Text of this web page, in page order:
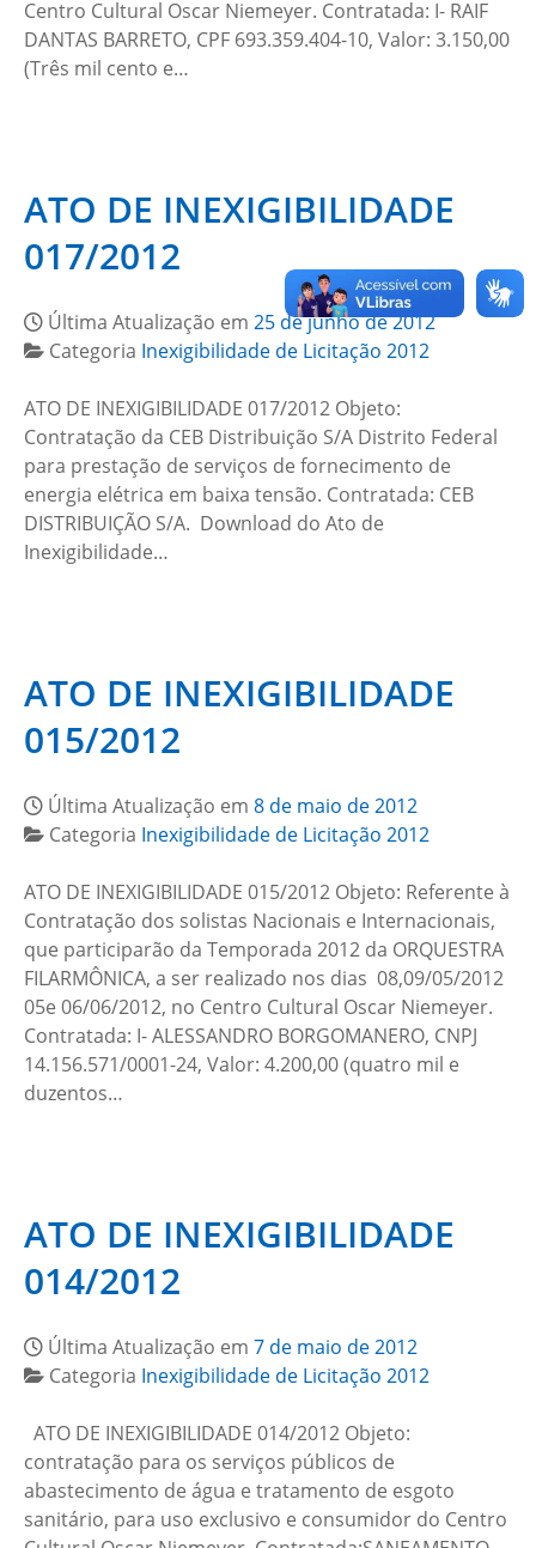
Centro Cultural Oscar Niemeyer. Contratada: I- RAIF
DANTAS BARRETO, CPF 693.359.404-10, Valor: 3.150,00
(Três mil cento e…
ATO DE INEXIGIBILIDADE
017/2012
Última Atualização em 25 de junho de 2012
Categoria Inexigibilidade de Licitação 2012
ATO DE INEXIGIBILIDADE 017/2012 Objeto:
Contratação da CEB Distribuição S/A Distrito Federal
para prestação de serviços de fornecimento de
energia elétrica em baixa tensão. Contratada: CEB
DISTRIBUIÇÃO S/A. Download do Ato de
Inexigibilidade…
ATO DE INEXIGIBILIDADE
015/2012
Última Atualização em 8 de maio de 2012
Categoria Inexigibilidade de Licitação 2012
ATO DE INEXIGIBILIDADE 015/2012 Objeto: Referente à
Contratação dos solistas Nacionais e Internacionais,
que participarão da Temporada 2012 da ORQUESTRA
FILARMÔNICA, a ser realizado nos dias 08,09/05/2012
05e 06/06/2012, no Centro Cultural Oscar Niemeyer.
Contratada: I- ALESSANDRO BORGOMANERO, CNPJ
14.156.571/0001-24, Valor: 4.200,00 (quatro mil e
duzentos…
ATO DE INEXIGIBILIDADE
014/2012
Última Atualização em 7 de maio de 2012
Categoria Inexigibilidade de Licitação 2012
ATO DE INEXIGIBILIDADE 014/2012 Objeto:
contratação para os serviços públicos de
abastecimento de água e tratamento de esgoto
sanitário, para uso exclusivo e consumidor do Centro